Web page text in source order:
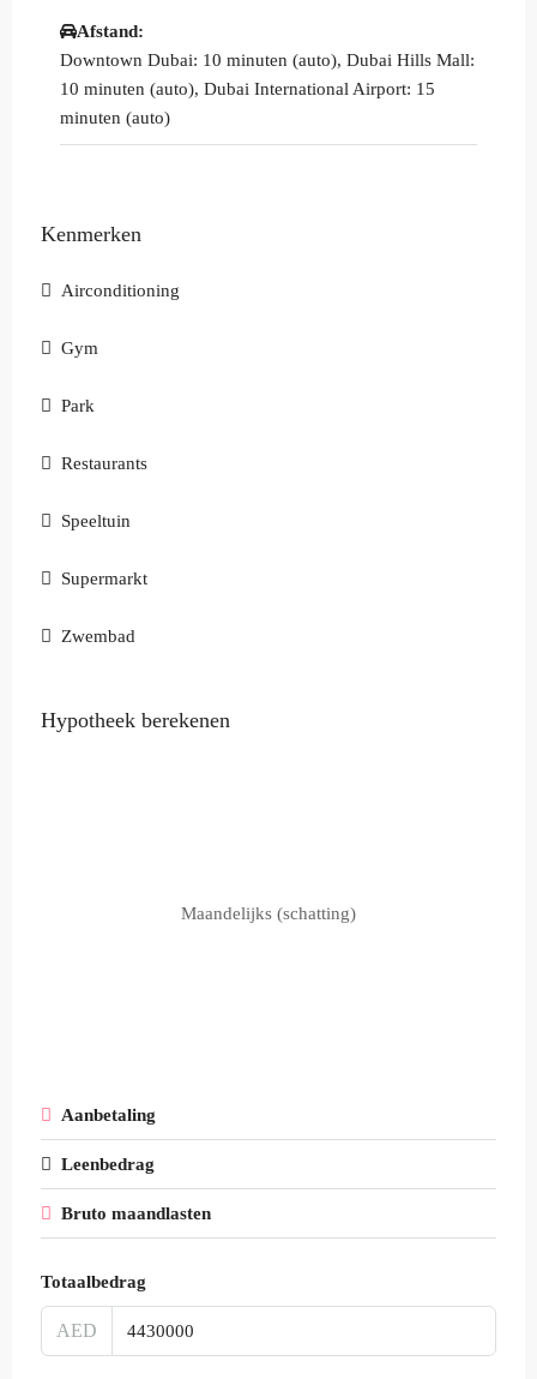
Afstand:
Downtown Dubai: 10 minuten (auto), Dubai Hills Mall:
10 minuten (auto), Dubai International Airport: 15
minuten (auto)
Kenmerken
Airconditioning
Gym
Park
Restaurants
Speeltuin
Supermarkt
Zwembad
Hypotheek berekenen
Maandelijks (schatting)
Aanbetaling
Leenbedrag
Bruto maandlasten
Totaalbedrag
AED